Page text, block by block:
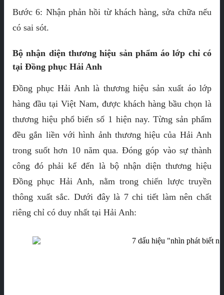
Bước 6: Nhận phản hồi từ khách hàng, sửa chữa nếu
có sai sót.
Bộ nhận diện thương hiệu sản phẩm áo lớp chỉ có
tại Đồng phục Hải Anh
Đồng phục Hải Anh là thương hiệu sản xuất áo lớp
hàng đầu tại Việt Nam, được khách hàng bầu chọn là
thương hiệu phổ biến số 1 hiện nay. Từng sản phẩm
đều gắn liền với hình ảnh thương hiệu của Hải Anh
trong suốt hơn 10 năm qua. Đóng góp vào sự thành
công đó phải kể đến là bộ nhận diện thương hiệu
Đồng phục Hải Anh, nằm trong chiến lược truyền
thông xuất sắc. Dưới đây là 7 chi tiết làm nên chất
riêng chỉ có duy nhất tại Hải Anh: